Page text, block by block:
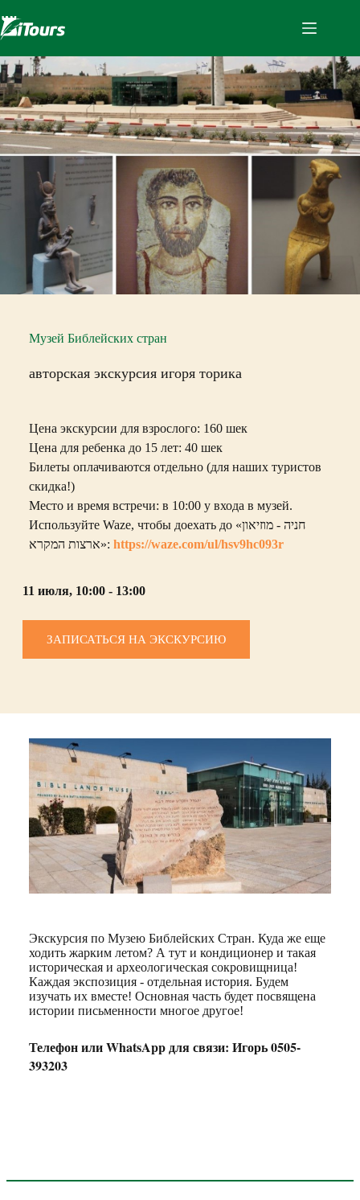
к
сути
Музей Библейских стран
авторская экскурсия игоря торика
Цена экскурсии для взрослого: 160 шек
Цена для ребенка до 15 лет: 40 шек
Билеты оплачиваются отдельно (для наших туристов
скидка!)
Место и время встречи: в 10:00 у входа в музей.
Используйте Waze, чтобы доехать до «חניה - מוזיאון
ארצות המקרא»: https://waze.com/ul/hsv9hc093r
11 июля, 10:00 - 13:00
ЗАПИСАТЬСЯ НА ЭКСКУРСИЮ
Экскурсия по Музею Библейских Стран. Куда же еще
ходить жарким летом? А тут и кондиционер и такая
историческая и археологическая сокровищница!
Каждая экспозиция - отдельная история. Будем
изучать их вместе! Основная часть будет посвящена
истории письменности многое другое!
Телефон или WhatsApp для связи: Игорь 0505-
393203